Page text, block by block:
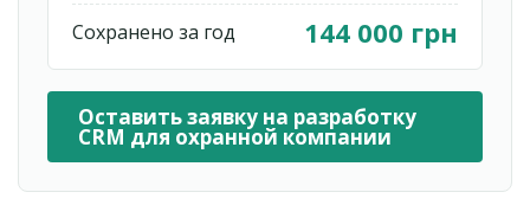
Сохранено за год 144 000 грн
Оставить заявку на разработку
CRM для охранной компании